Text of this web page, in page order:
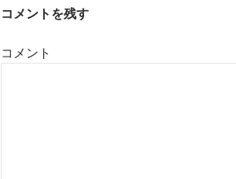
コメントを残す
コメント